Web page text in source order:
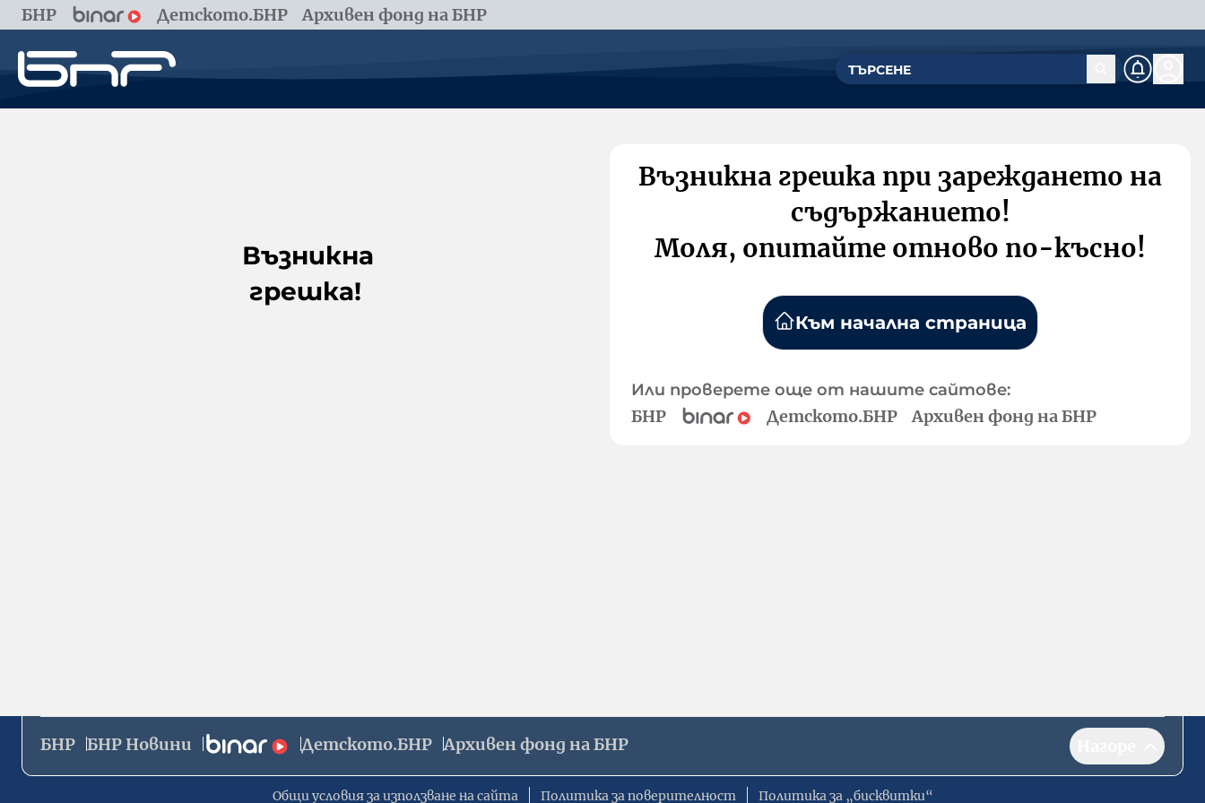
БНР Детското.БНР Архивен фонд на БНР
Възникна
грешка!
Възникна грешка при зареждането на
съдържанието!
Моля, опитайте отново по-късно!
Към начална страница
Или проверете още от нашите сайтове:
БНР Детското.БНР Архивен фонд на БНР
БНР БНР Новини Детското.БНР Архивен фонд на БНР
Общи условия за използване на сайта Политика за поверителност Политика за „бисквитки“